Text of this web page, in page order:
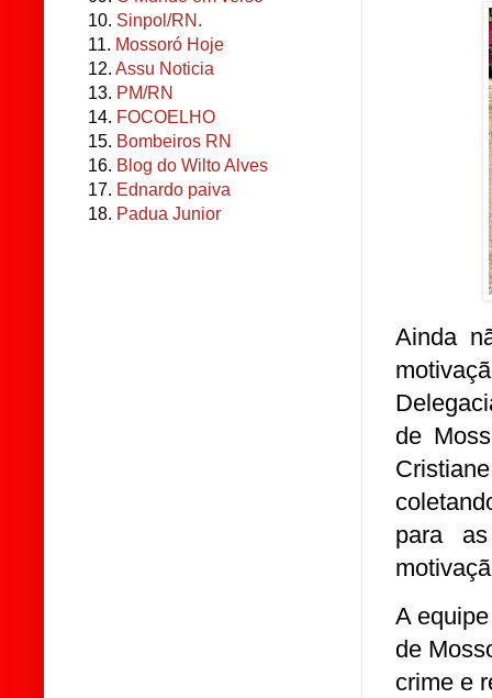
Ainda
de
para
A
de
crime e
10. Sinpol/RN.
11. Mossoró Hoje
12. Assu Noticia
13. PM/RN
14. FOCOELHO
15. Bombeiros RN
16. Blog do Wilto Alves
17. Ednardo paiva
18. Padua Junior